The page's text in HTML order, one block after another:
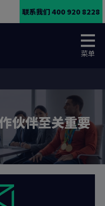
联系我们 400 920 8228
菜单
伙伴至关重要